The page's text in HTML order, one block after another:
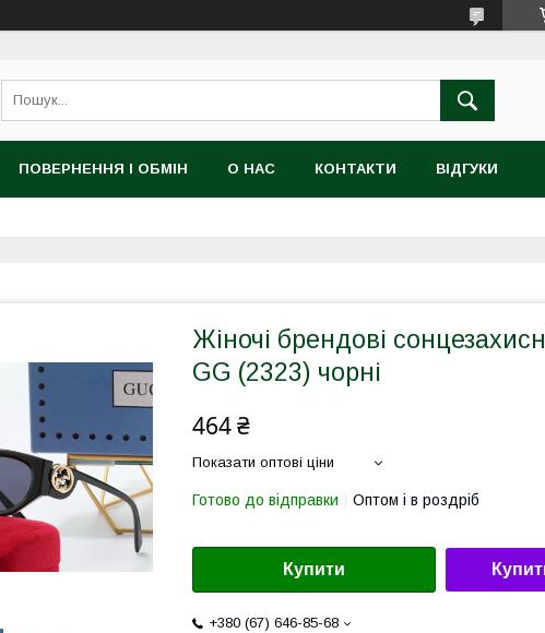
ПОВЕРНЕННЯ І ОБМІН О НАС КОНТАКТИ ВІДГУКИ
Жіночі брендові
GG (2323) чорні
464 ₴
Показати оптові ціни
Готово до відправки Оптом і в роздріб
Купити
+380 (67) 646-85-68